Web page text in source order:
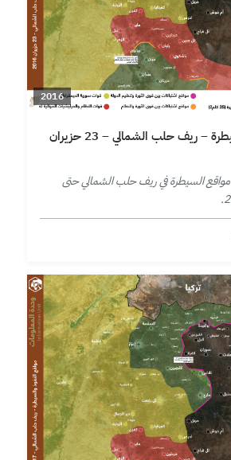
2016
مواقع النفوذ والسيطرة – ريف حلب الشمالي – 23 حزيران
السيطرة في ريف حلب الشمالي حتى